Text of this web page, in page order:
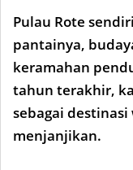
Pulau Rote
pantainya,
keramahan
tahun terakhir,
sebagai
menjanjikan.